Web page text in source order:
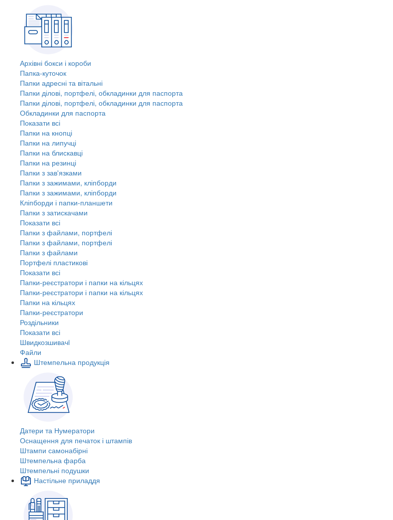
Архівні бокси і короби
Папка-куточок
Папки адресні та вітальні
Папки ділові, портфелі, обкладинки для паспорта
Папки ділові, портфелі, обкладинки для паспорта
Обкладинки для паспорта
Показати всі
Папки на кнопці
Папки на липучці
Папки на блискавці
Папки на резинці
Папки з зав'язками
Папки з зажимами, кліпборди
Папки з зажимами, кліпборди
Кліпборди і папки-планшети
Папки з затискачами
Показати всі
Папки з файлами, портфелі
Папки з файлами, портфелі
Папки з файлами
Портфелі пластикові
Показати всі
Папки-реєстратори і папки на кільцях
Папки-реєстратори і папки на кільцях
Папки на кільцях
Папки-реєстратори
Роздільники
Показати всі
Швидкозшивачi
Файли
Штемпельна продукція
Датери та Нумератори
Оснащення для печаток і штампів
Штампи самонабірні
Штемпельна фарба
Штемпельні подушки
Настільне приладдя